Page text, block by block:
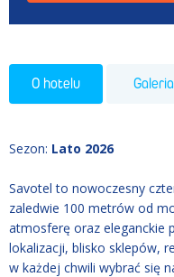
O hotelu Galeria
Sezon: Lato 2026
Savotel to nowoczesny
zaledwie 100 metrów od
atmosferę oraz eleganckie
lokalizacji, blisko sklepów,
w każdej chwili wybrać się